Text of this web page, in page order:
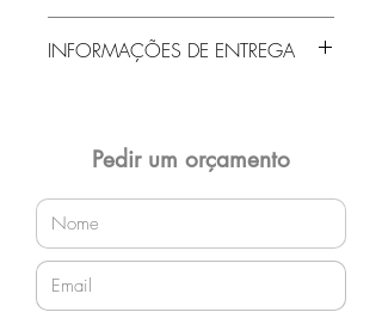
Nº de planos 4
Largura 1800mm
Profundidade 600mm
Bitola prateleira
INFORMAÇÕES DE ENTREGA
orçamento!Pedir um orçamento